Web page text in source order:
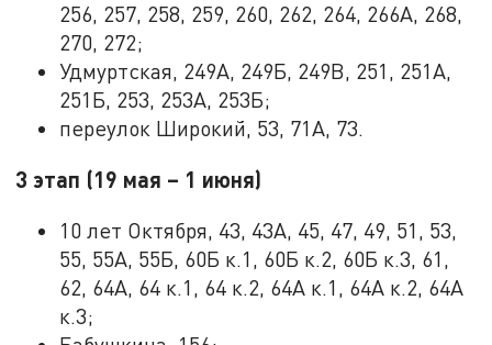
256, 257, 258, 259, 260, 262, 264, 266А, 268,
270, 272;
Удмуртская, 249А, 249Б, 249В, 251, 251А,
251Б, 253, 253А, 253Б;
переулок Широкий, 53, 71А, 73.
3 этап (19 мая – 1 июня)
10 лет Октября, 43, 43А, 45, 47, 49, 51, 53,
55, 55А, 55Б, 60Б к.1, 60Б к.2, 60Б к.3, 61,
62, 64А, 64 к.1, 64 к.2, 64А к.1, 64А к.2, 64А
к.3;